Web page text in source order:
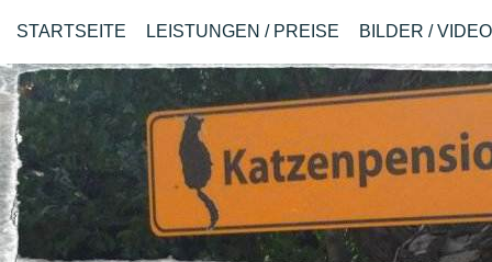
STARTSEITE LEISTUNGEN / PREISE BILDER /